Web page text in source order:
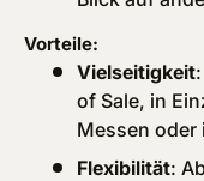
Vorteile:
Vielseitigkeit
of Sale, in
Messen oder
Flexibilität: